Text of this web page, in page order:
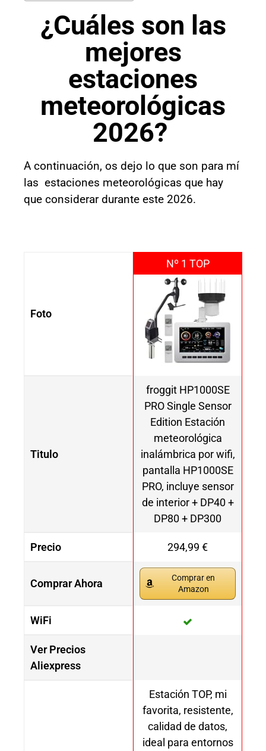
¿Cuáles son las
mejores
estaciones
meteorológicas
2026?
A continuación, os dejo lo que son para mí
las estaciones meteorológicas que hay
que considerar durante este 2026.
Foto
Nº 1 TOP
Titulo
froggit HP1000SE
PRO Single Sensor
Edition Estación
meteorológica
inalámbrica por wifi,
pantalla HP1000SE
PRO, incluye sensor
de interior + DP40 +
DP80 + DP300
Precio 294,99 €
Comprar Ahora
Comprar en
Amazon
WiFi
Ver Precios
Aliexpress
Estación TOP, mi
favorita, resistente,
calidad de datos,
ideal para entornos